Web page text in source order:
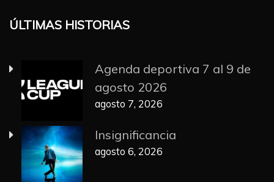
ÚLTIMAS HISTORIAS
Agenda deportiva 7 al 9 de
agosto 2026
agosto 7, 2026
Insignificancia
agosto 6, 2026